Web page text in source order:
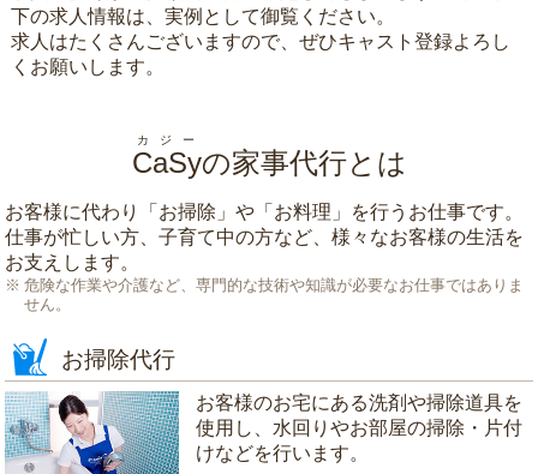
下の求人情報は、実例として御覧ください。
求人はたくさんございますので、ぜひキャスト登録よろし
くお願いします。
CaSy
カジー
の家事代行とは
お客様に代わり「 お掃除 」や「 お料理 」を行うお仕事です。
仕事が忙しい方、子育て中の方など、様々なお客様の生活を
お支えします。
危険な作業や介護など、専門的な技術や知識が必要なお仕事ではありま
せん。
お掃除代行
お客様のお宅にある洗剤や掃除道具を
使用し、水回りやお部屋の掃除・片付
けなどを行います。